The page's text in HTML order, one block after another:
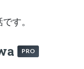
す。
PRO